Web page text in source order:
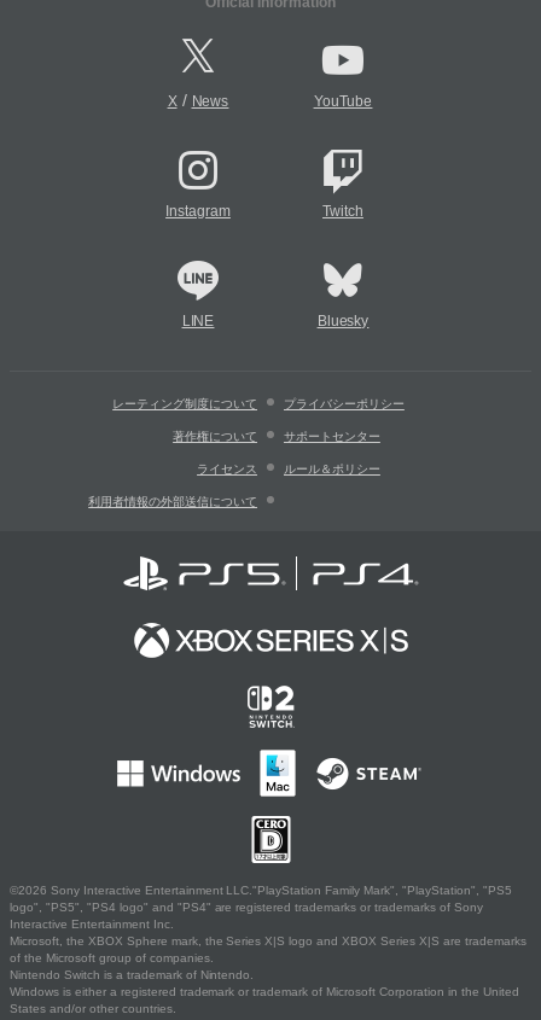
X/ News YouTube
Instagram Twitch
LINE Bluesky
レーティング制度について プライバシーポリシー
著作権について サポートセンター
ライセンス ルール＆ポリシー
利用者情報の外部送信について
©2026 Sony Interactive Entertainment LLC."PlayStation Family Mark", "PlayStation", "PS5
logo", "PS5", "PS4 logo" and "PS4" are registered trademarks or trademarks of Sony
Interactive Entertainment Inc.
Microsoft, the XBOX Sphere mark, the Series X|S logo and XBOX Series X|S are trademarks
of the Microsoft group of companies.
Nintendo Switch is a trademark of Nintendo.
Windows is either a registered trademark or trademark of Microsoft Corporation in the United
States and/or other countries.